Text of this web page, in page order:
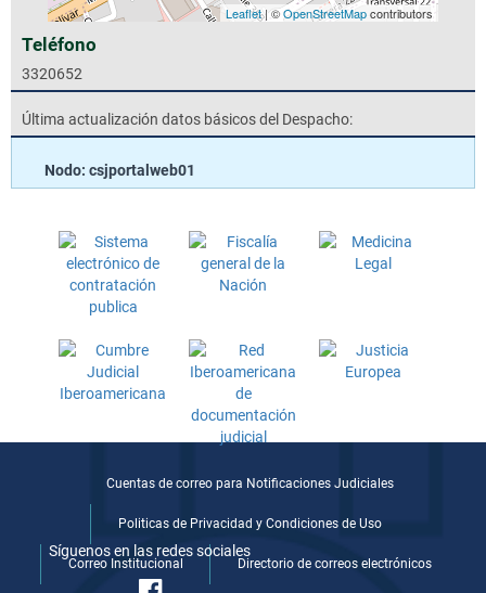
Leaflet| ©OpenStreetMapcontributors
Teléfono
3320652
Última actualización datos básicos del Despacho:
Nodo: csjportalweb01
Cuentas de correo para Notificaciones Judiciales
Politicas de Privacidad y Condiciones de Uso
Correo Institucional Directorio de correos electrónicos
Síguenos en las redes sociales